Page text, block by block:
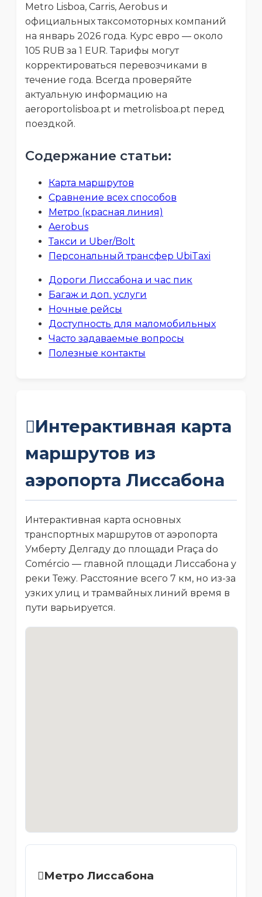
Metro Lisboa, Carris, Aerobus и
официальных таксомоторных компаний
на январь 2026 года. Курс евро — около
105 RUB за 1 EUR. Тарифы могут
корректироваться перевозчиками в
течение года. Всегда проверяйте
актуальную информацию на
aeroportolisboa.pt и metrolisboa.pt перед
поездкой.
Содержание статьи:
Карта маршрутов
Сравнение всех способов
Метро (красная линия)
Aerobus
Такси и Uber/Bolt
Персональный трансфер UbiTaxi
Дороги Лиссабона и час пик
Багаж и доп. услуги
Ночные рейсы
Доступность для маломобильных
Часто задаваемые вопросы
Полезные контакты
Интерактивная карта
маршрутов из
аэропорта Лиссабона
Интерактивная карта основных
транспортных маршрутов от аэропорта
Умберту Делгаду до площади Praça do
Comércio — главной площади Лиссабона у
реки Тежу. Расстояние всего 7 км, но из-за
узких улиц и трамвайных линий время в
пути варьируется.
Метро Лиссабона